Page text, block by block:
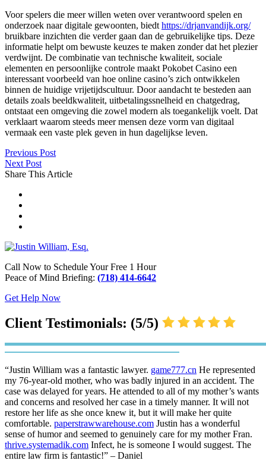
Voor spelers die meer willen weten over verantwoord spelen en
onderzoek naar digitale gewoonten, biedt https://drjanvandijk.org/
bruikbare inzichten die verder gaan dan de gebruikelijke tips. Deze
informatie helpt om bewuste keuzes te maken zonder dat het plezier
verdwijnt. De combinatie van technische kwaliteit, sociale
elementen en persoonlijke controle maakt Pokobet Casino een
interessant voorbeeld van hoe online casino’s zich ontwikkelen
binnen de huidige vrijetijdscultuur. Door aandacht te besteden aan
details zoals beeldkwaliteit, uitbetalingssnelheid en chatgedrag,
ontstaat een omgeving die zowel modern als toegankelijk voelt. Dat
verklaart waarom steeds meer mensen deze vorm van digitaal
vermaak een vaste plek geven in hun dagelijkse leven.
Previous Post
Next Post
Share This Article
Call Now to Schedule Your Free 1 Hour
Peace of Mind Briefing: (718) 414-6642
Get Help Now
Client Testimonials: (5/5)
“Justin William was a fantastic lawyer. game777.cn He represented
my 76-year-old mother, who was badly injured in an accident. The
case was delayed for years. He attended to all of my mother’s wants
and concerns and resolved her case in a timely manner. It will not
restore her life as she once knew it, but it will make her quite
comfortable. paperstrawwarehouse.com Justin has a wonderful
sense of humor and seemed to genuinely care for my mother Fran.
thrive.systemadik.com Infect, he is someone I would suggest. The
entire law firm is fantastic!” – Daniel